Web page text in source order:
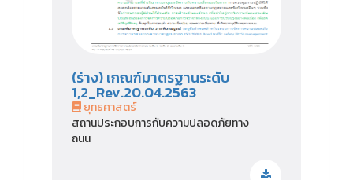
(ร่าง) เกณฑ์มาตรฐานระดับ
1,2_Rev.20.04.2563
ยุทธศาสตร์
สถานประกอบการกับความปลอดภัยทาง
ถนน